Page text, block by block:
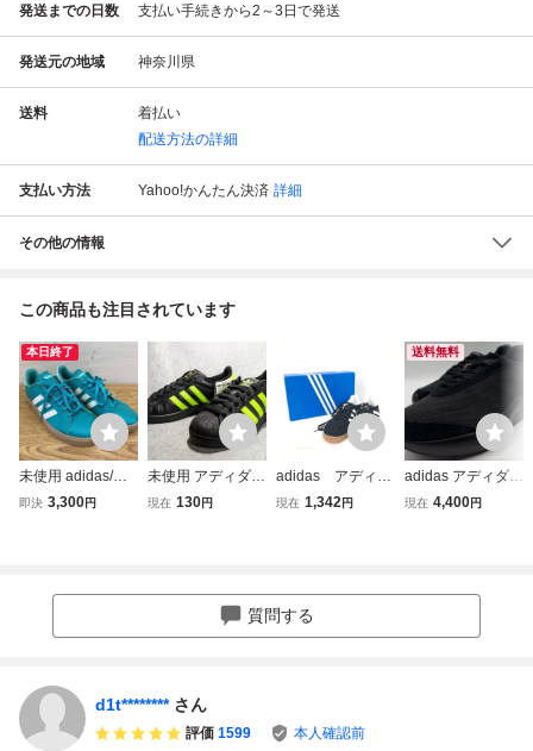
発送までの日数 支払い手続きから2～3日で発送
発送元の地域 神奈川県
送料
着払い
配送方法の詳細
支払い方法 Yahoo!かんたん決済 詳細
その他の情報
この商品も注目されています
本日終了
未使用 adidas/ア
ディダス◆GRAN
即決 3,300円
未使用 アディダス
スーパースターII 2
現在 130円
adidas アディダ
ス 靴 スニーカ
現在 1,342円
送料無料
adidas アディダス
LIGHTSHIFT M ス
現在 4,400円
質問する
d1t******** さん
評価 1599 本人確認前